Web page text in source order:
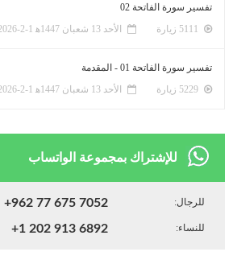
تفسير سورة الفاتحة 02
الأحد 13 شعبان 1447ﻫ 1-2-2026م
تفسير سورة الفاتحة 01 - المقدمة
الأحد 13 شعبان 1447ﻫ 1-2-2026م
للإشتراك بمجموعة الواتساب
للرجال: +962 77 675 7052
للنساء: +1 202 913 6892